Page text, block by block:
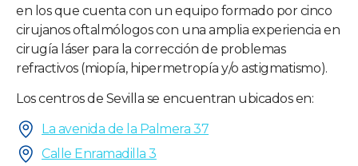
en los que cuenta con un equipo formado por cinco
cirujanos oftalmólogos con una amplia experiencia en
cirugía láser para la corrección de problemas
refractivos (miopía, hipermetropía y/o astigmatismo).
Los centros de Sevilla se encuentran ubicados en:
La avenida de la Palmera 37
Calle Enramadilla 3